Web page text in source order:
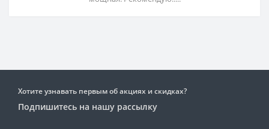
Хотите узнавать первым об акциях и скидках?
Подпишитесь на нашу рассылку